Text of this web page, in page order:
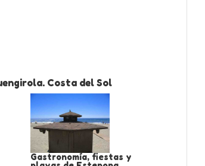
Costa del Sol
Gastronomía, fiestas y